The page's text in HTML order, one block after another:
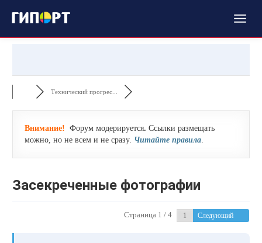
Технический прогрес...
Внимание! Форум модерируется. Ссылки размещать
можно, но не всем и не сразу. Читайте правила.
Засекреченные фотографии
Страница 1 / 4 Следующий